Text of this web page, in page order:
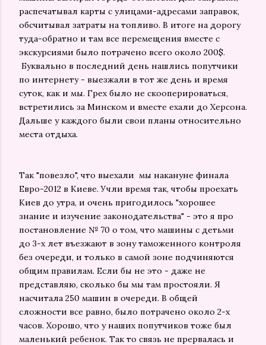
распечатывал карты с улицами-адресами заправок,
обсчитывал затраты на топливо. В итоге на дорогу
туда-обратно и там все перемещения вместе с
экскурсиями было потрачено всего около 200$.
Буквально в последний день нашлись попутчики
по интернету - выезжали в тот же день и время
суток, как и мы. Грех было не скооперироваться,
встретились за Минском и вместе ехали до Херсона.
Дальше у каждого были свои планы относительно
места отдыха.
Так "повезло", что выехали мы накануне финала
Евро-2012 в Киеве. Учли время так, чтобы проехать
Киев до утра, и очень пригодилось "хорошее
знание и изучение законодательства" - это я про
постановление № 70 о том, что машины с детьми
до 3-х лет въезжают в зону таможенного контроля
без очереди, и только в самой зоне подчиняются
общим правилам. Если бы не это - даже не
представляю, сколько бы мы там простояли. Я
насчитала 250 машин в очереди. В общей
сложности все равно, было потрачено около 2-х
часов. Хорошо, что у наших попутчиков тоже был
маленький ребенок. Так то связь не прервалась и